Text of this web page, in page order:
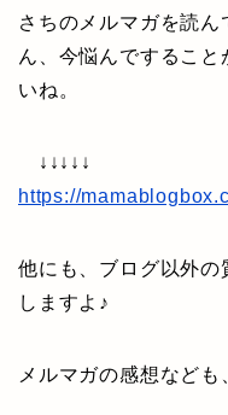
さちのメルマガを読
ん、今悩んですること
いね。
↓↓↓↓↓
https://
他にも、ブログ以外の
しますよ♪
メルマガの感想なども